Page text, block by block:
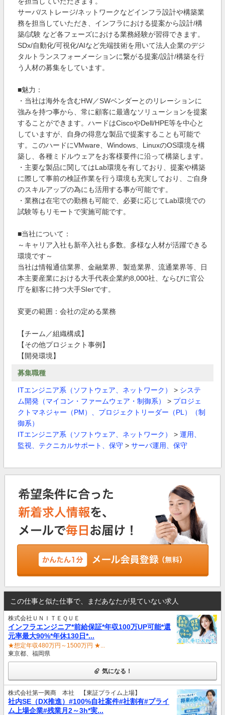
サーバ/ストレージ/ネットワークなどインフラ設計や構築業
務を担当していただき、インフラにおける提案から設計/構
築/試験 など各フェーズにおける業務経験が習得できます。
SDx/自動化/可視化/AIなど先端技術を用いて法人企業のデジ
タルトランスフォーメーションに繋がる提案/設計/構築を行
う人材の募集をしています。
■魅力：
・当社は海外を含むHW／SWベンダーとのリレーションに
強みを持つ事から、常に顧客に最適なソリューションを提案
することができます。ハードはCiscoやDell/HPE等を中心と
していますが、自身の得意な製品で提案することも可能で
す。このハードにVMware、Windows、LinuxのOS環境を構
築し、各種ミドルウェアをお客様要件に沿って構築します。
・主要な製品に関してはLab環境を有しており、提案や構築
に際して事前の検証作業を行う環境も充実しており、ご自身
のスキルアップの為にも活用する事が可能です。
・業務は在宅での勤務も可能で、必要に応じてLab環境での
試験等もリモートで実施可能です。
■当社について：
～キャリア入社も新卒入社も多数。多様な人材が活躍できる
環境です～
当社は情報通信業界、金融業界、製造業界、流通業界等、日
本主要産業における大手代表企業約8,000社、ならびに官公
庁を顧客に持つ大手SIerです。
変更の範囲：会社の定める業務
【チーム／組織構成】
【その他プロジェクト事例】
【開発環境】
募集職種
ITエンジニア系（ソフトウェア、ネットワーク） > システ
ム開発（マイコン・ファームウェア・制御系）
> プロジェ
クトマネジャー（PM）、プロジェクトリーダー（PL）（制
御系）
ITエンジニア系（ソフトウェア、ネットワーク）
> 運用、
監視、テクニカルサポート、保守 > サーバ運用、保守
この仕事と似た仕事で、まだあなたが見ていない求人
株式会社ＵＮＩＴＥＱＵＥ
インフラエンジニア*前給保証*年収100万UP可能*還
元率最大90%*年休130日*...
★想定年収480万円～1500万円 ★...
東京都、福岡県
気になる！
株式会社第一興商 本社 【東証プライム上場】
社内SE（DX推進）#100%自社案件#社割有#プライ
ム上場企業#残業月2～3h*実...